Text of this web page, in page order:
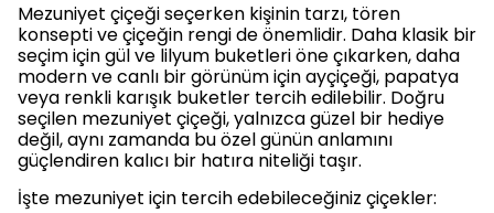
Mezuniyet çiçeği seçerken kişinin tarzı, tören
konsepti ve çiçeğin rengi de önemlidir. Daha klasik bir
seçim için gül ve lilyum buketleri öne çıkarken, daha
modern ve canlı bir görünüm için ayçiçeği, papatya
veya renkli karışık buketler tercih edilebilir. Doğru
seçilen mezuniyet çiçeği, yalnızca güzel bir hediye
değil, aynı zamanda bu özel günün anlamını
güçlendiren kalıcı bir hatıra niteliği taşır.
İşte mezuniyet için tercih edebileceğiniz çiçekler: